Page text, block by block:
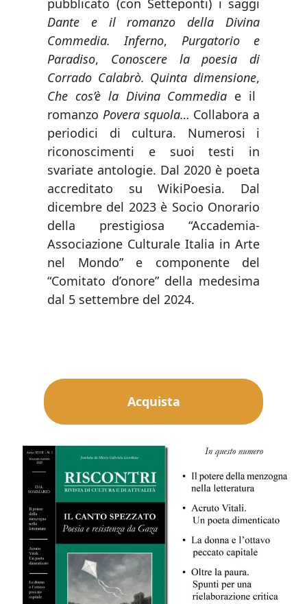
pubblicato (con Setteponti) i saggi
Dante e il romanzo della Divina
Commedia. Inferno, Purgatorio e
Paradiso, Conoscere la poesia di
Corrado Calabrò. Quinta dimensione,
Che cos’è la Divina Commedia e il
romanzo Povera squola… Collabora a
periodici di cultura. Numerosi i
riconoscimenti e suoi testi in
svariate antologie. Dal 2020 è poeta
accreditato su WikiPoesia. Dal
dicembre del 2023 è Socio Onorario
della prestigiosa “Accademia-
Associazione Culturale Italia in Arte
nel Mondo” e componente del
“Comitato d’onore” della medesima
dal 5 settembre del 2024.
Acquista